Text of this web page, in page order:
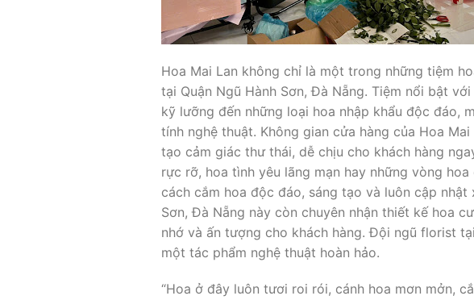
Hoa Mai Lan không chỉ là một trong những tiệm
tại Quận Ngũ Hành Sơn, Đà Nẵng. Tiệm nổi bật
kỹ lưỡng đến những loại hoa nhập khẩu độc đáo,
tính nghệ thuật. Không gian cửa hàng của Hoa
tạo cảm giác thư thái, dễ chịu cho khách hàng
rực rỡ, hoa tình yêu lãng mạn hay những vòng
cách cắm hoa độc đáo, sáng tạo và luôn cập
Sơn, Đà Nẵng này còn chuyên nhận thiết kế hoa
nhớ và ấn tượng cho khách hàng. Đội ngũ florist
một tác phẩm nghệ thuật hoàn hảo.
“Hoa ở đây luôn tươi roi rói, cánh hoa mơn mởn,